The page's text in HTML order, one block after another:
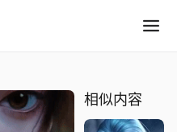
相似内容